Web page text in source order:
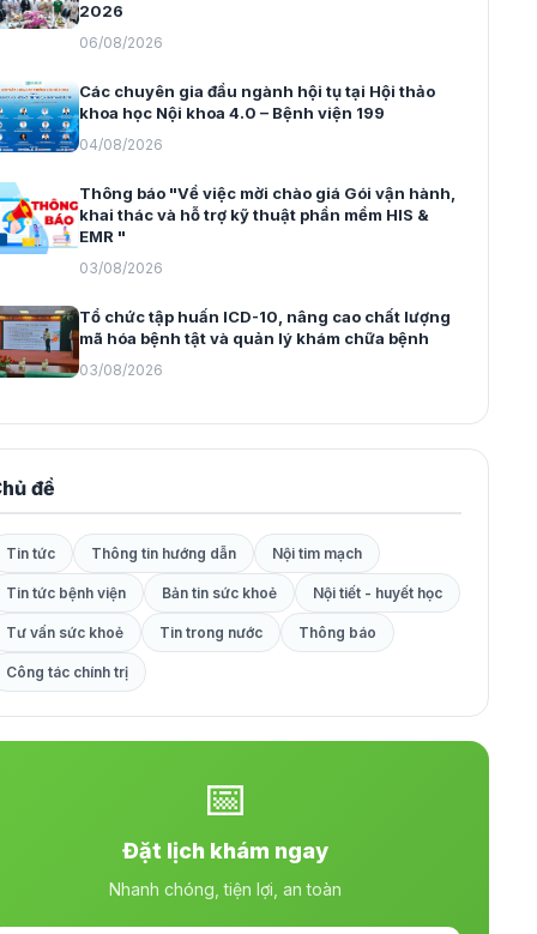
2026
06/08/2026
Các chuyên gia đầu ngành hội tụ tại Hội thảo
khoa học Nội khoa 4.0 – Bệnh viện 199
04/08/2026
Thông báo "Về việc mời chào giá Gói vận hành,
khai thác và hỗ trợ kỹ thuật phần mềm HIS &
EMR "
03/08/2026
Tổ chức tập huấn ICD-10, nâng cao chất lượng
mã hóa bệnh tật và quản lý khám chữa bệnh
03/08/2026
đề
Tin tức Thông tin hướng dẫn Nội tim mạch
Tin tức bệnh viện Bản tin sức khoẻ Nội tiết - huyết học
Tư vấn sức khoẻ Tin trong nước Thông báo
Công tác chính trị
📅
Đặt lịch khám ngay
Nhanh chóng, tiện lợi, an toàn